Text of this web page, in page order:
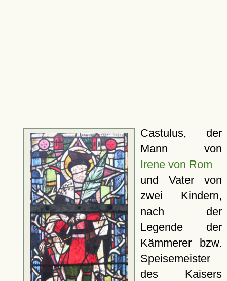
Castulus, der
Mann von
Irene von Rom
und Vater von
zwei Kindern,
nach der
Legende der
Kämmerer bzw.
Speisemeister
des Kaisers